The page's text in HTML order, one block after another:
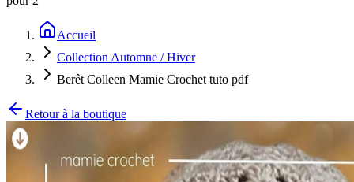
Accueil
Collection Automne / Hiver
Berêt Colleen Mamie Crochet tuto pdf
Retour à la boutique